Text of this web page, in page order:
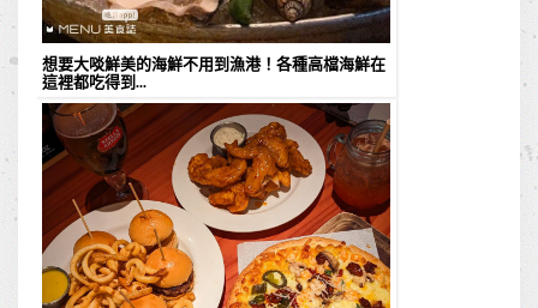
想要大啖鮮美的海鮮不用到漁港！各種高檔海鮮在
這裡都吃得到...